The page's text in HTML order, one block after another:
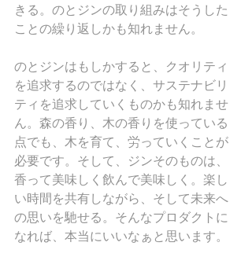
きる。のとジンの取り組みはそうした
ことの繰り返しかも知れません。
のとジンはもしかすると、クオリティ
を追求するのではなく、サステナビリ
ティを追求していくものかも知れませ
ん。森の香り、木の香りを使っている
点でも、木を育て、労っていくことが
必要です。そして、ジンそのものは、
香って美味しく飲んで美味しく。楽し
い時間を共有しながら、そして未来へ
の思いを馳せる。そんなプロダクトに
なれば、本当にいいなぁと思います。